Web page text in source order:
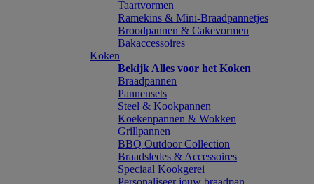
Taartvormen
Ramekins & Mini-Braadpannetjes
Broodpannen & Cakevormen
Bakaccessoires
Koken
Bekijk Alles voor het Koken
Braadpannen
Pannensets
Steel & Kookpannen
Koekenpannen & Wokken
Grillpannen
BBQ Outdoor Collection
Braadsledes & Accessoires
Speciaal Kookgerei
Personaliseer jouw braadpan